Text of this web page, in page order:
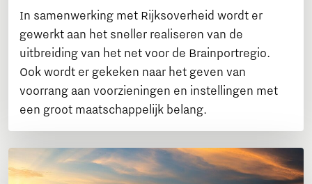
In samenwerking met Rijksoverheid wordt er
gewerkt aan het sneller realiseren van de
uitbreiding van het net voor de Brainportregio.
Ook wordt er gekeken naar het geven van
voorrang aan voorzieningen en instellingen met
een groot maatschappelijk belang.